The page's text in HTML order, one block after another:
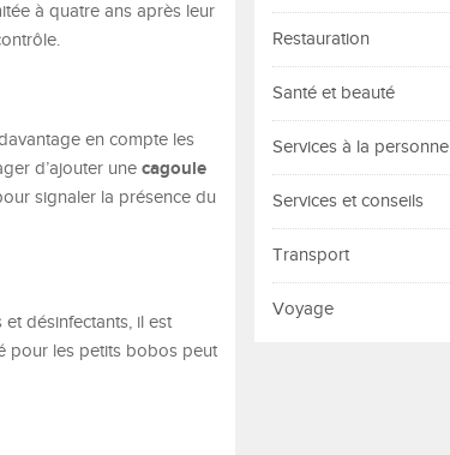
à quatre ans après leur
en compte les
d’ajouter une cagoule
signaler la présence du
désinfectants, il est
pour les petits bobos peut
Restauration
Santé et beauté
Services à la personne
Services et conseils
Transport
Voyage